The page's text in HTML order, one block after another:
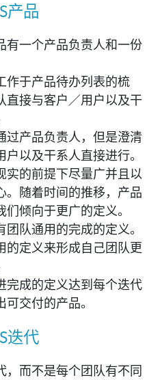
产品
有一个产品负责人和一份
作于产品待办列表的梳
直接与客户／用户以及干
过产品负责人，但是澄清
以及干系人直接进行。
实的前提下尽量广并且以
。随着时间的推移，产品
倾向于更广的定义。
队通用的完成的定义。
的定义来形成自己团队更
完成的定义达到每个迭代
可交付的产品。
迭代
，而不是每个团队有不同